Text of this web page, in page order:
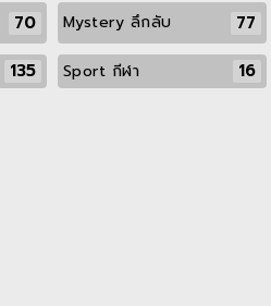
70 Mystery ลึกลับ 77
135 Sport กีฬา 16